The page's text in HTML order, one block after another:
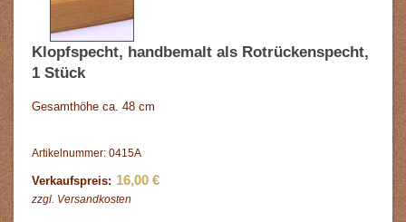
Klopfspecht, handbemalt als Rotrückenspecht,
1 Stück
Gesamthöhe ca. 48 cm
Artikelnummer: 0415A
Verkaufspreis: 16,00 €
zzgl. Versandkosten